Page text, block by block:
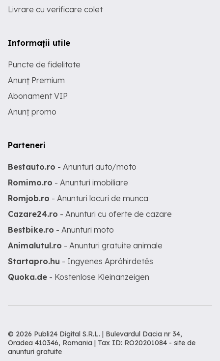
Livrare cu verificare colet
Informații utile
Puncte de fidelitate
Anunț Premium
Abonament VIP
Anunț promo
Parteneri
Bestauto.ro - Anunturi auto/moto
Romimo.ro - Anunturi imobiliare
Romjob.ro - Anunturi locuri de munca
Cazare24.ro - Anunturi cu oferte de cazare
Bestbike.ro - Anunturi moto
Animalutul.ro - Anunturi gratuite animale
Startapro.hu - Ingyenes Apróhirdetés
Quoka.de - Kostenlose Kleinanzeigen
© 2026 Publi24 Digital S.R.L. | Bulevardul Dacia nr 34,
Oradea 410346, Romania | Tax ID: RO20201084 - site de
anunturi gratuite